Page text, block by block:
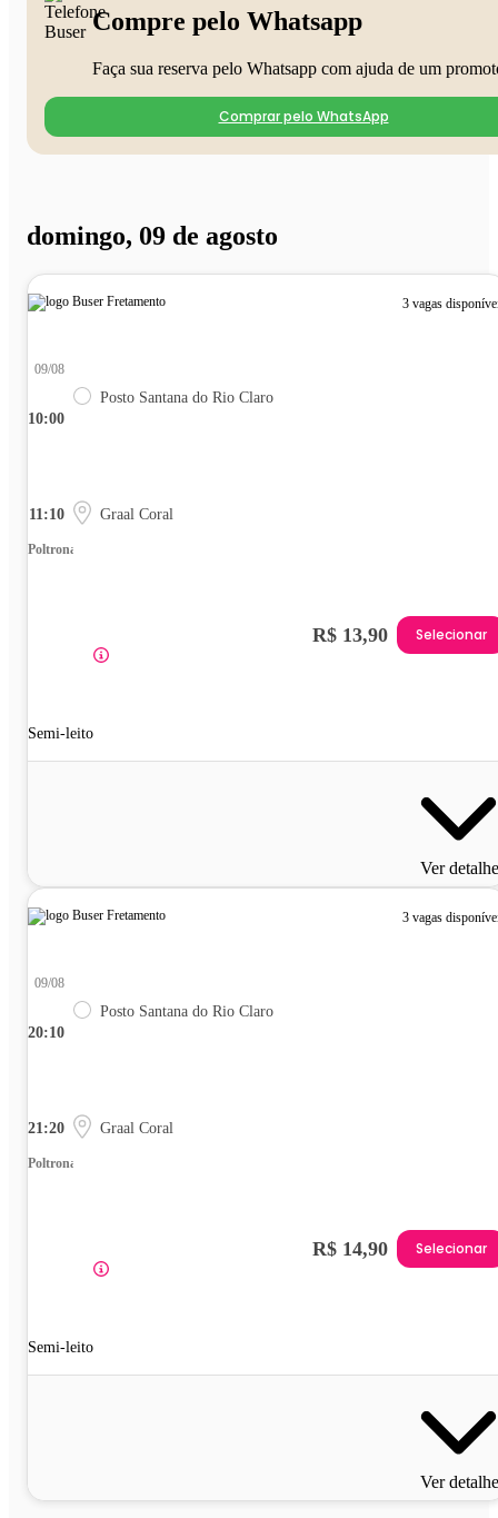
Compre pelo Whatsapp
Faça sua reserva pelo Whatsapp com ajuda de um
Comprar pelo WhatsApp
domingo, 09 de agosto
3 vagas
10:00
09/08
Posto Santana do Rio Claro
11:10 Graal Coral
Poltrona
Semi-leito
R$ 13,90 Selecionar
Ver
3 vagas
20:10
09/08
Posto Santana do Rio Claro
21:20 Graal Coral
Poltrona
Semi-leito
R$ 14,90 Selecionar
Ver